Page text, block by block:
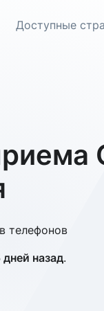
Доступные
телефонов
дней назад.